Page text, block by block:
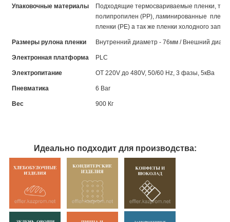
Упаковочные материалы
Подходящие термосвариваемые пленки,
полипропилен (РР), ламинированные
пленки (РЕ) а так же пленки холодного
Размеры рулона пленки Внутренний диаметр - 76мм / Внешний
Электронная платформа PLC
Электропитание ОТ 220V до 480V, 50/60 Hz, 3 фазы, 5кВа
Пневматика 6 Bar
Вес 900 Кг
Идеально подходит для производства: